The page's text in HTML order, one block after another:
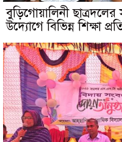
বুড়িগোয়ালিনী ছাত্রদলের
উদ্যোগে বিভিন্ন শিক্ষা